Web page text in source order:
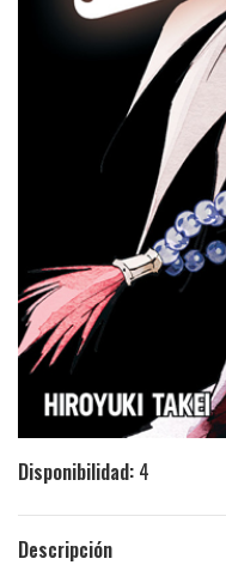
Disponibilidad: 4
Descripción